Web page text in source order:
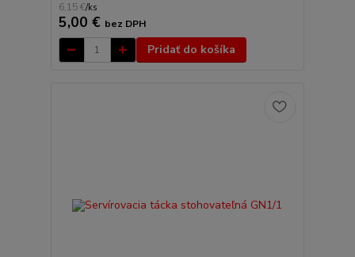
6,15 €/ks
5,00 € bez DPH
Pridať do košíka